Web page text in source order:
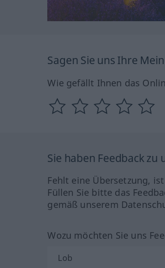
Sagen Sie uns Ihre
Wie gefällt Ihnen das
Sie haben Feedback
Fehlt eine Übersetzung,
Füllen Sie bitte das
gemäß unserem
Wozu möchten Sie uns